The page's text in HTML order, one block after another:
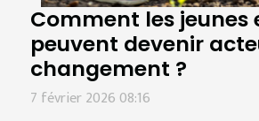
Comment les jeunes
peuvent devenir
changement ?
7 février 2026 08:16